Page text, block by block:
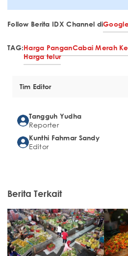
Follow Berita IDX Channel di
TAG:Harga PanganCabai Merah
Harga telur
Tim Editor
Tangguh Yudha
Reporter
Kunthi Fahmar Sandy
Editor
Berita Terkait